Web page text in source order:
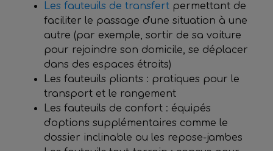
Les fauteuils de transfert permettant de
faciliter le passage d'une situation à une
autre (par exemple, sortir de sa voiture
pour rejoindre son domicile, se déplacer
dans des espaces étroits)
Les fauteuils pliants : pratiques pour le
transport et le rangement
Les fauteuils de confort : équipés
d'options supplémentaires comme le
dossier inclinable ou les repose-jambes